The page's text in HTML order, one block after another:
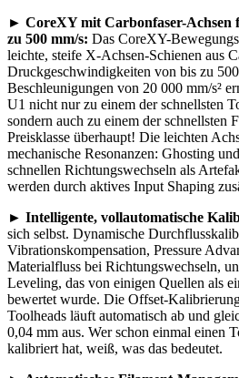
► CoreXY mit Carbonfaser-Achsen
zu 500 mm/s: Das CoreXY-
leichte, steife X-Achsen-Schienen aus
Druckgeschwindigkeiten von bis zu
Beschleunigungen von 20 000 mm/s²
U1 nicht nur zu einem der schnellsten
sondern auch zu einem der schnellsten
Preisklasse überhaupt! Die leichten
mechanische Resonanzen: Ghosting
schnellen Richtungswechseln als
werden durch aktives Input Shaping
► Intelligente, vollautomatische
sich selbst. Dynamische
Vibrationskompensation, Pressure
Materialfluss bei Richtungswechseln,
Leveling, das von einigen Quellen als
bewertet wurde. Die Offset-
Toolheads läuft automatisch ab und
0,04 mm aus. Wer schon einmal einen
kalibriert hat, weiß, was das bedeutet.